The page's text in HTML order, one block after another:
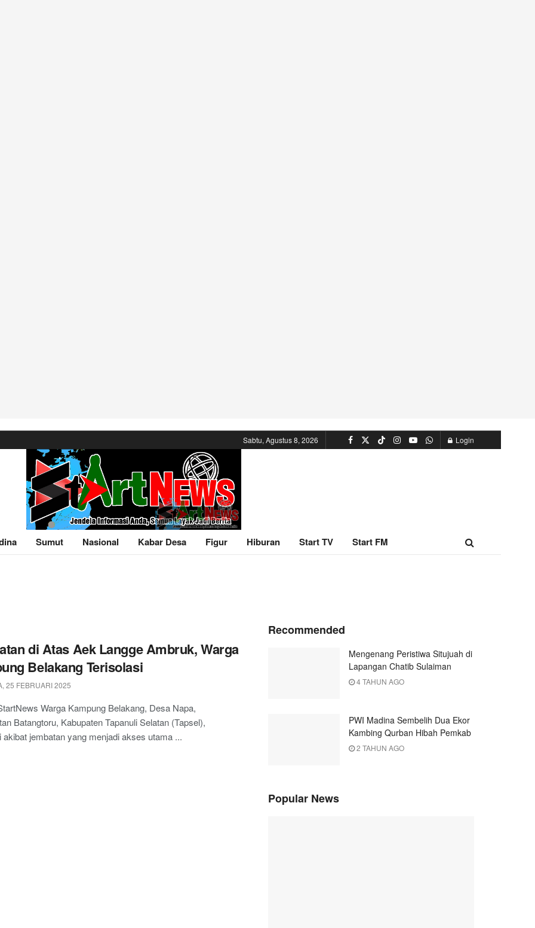
Sabtu, Agustus 8, 2026 Login
Sumut Nasional Kabar Desa Figur Hiburan Start TV Start FM
di Atas Aek Langge Ambruk, Warga
Belakang Terisolasi
25 FEBRUARI 2025
Warga Kampung Belakang, Desa Napa,
Batangtoru, Kabupaten Tapanuli Selatan (Tapsel),
akibat jembatan yang menjadi akses utama ...
Recommended
Mengenang Peristiwa Situjuah di
Lapangan Chatib Sulaiman
4 TAHUN AGO
PWI Madina Sembelih Dua Ekor
Kambing Qurban Hibah Pemkab
2 TAHUN AGO
Popular News